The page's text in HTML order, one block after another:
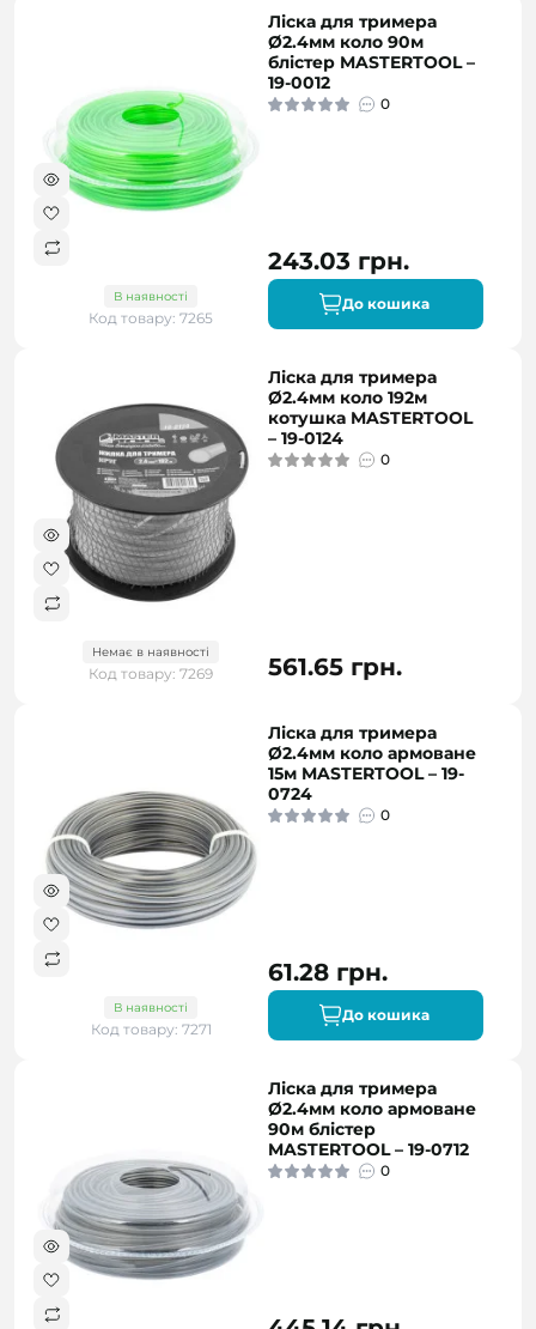
В наявності
Код товару: 7265
Ліска для тримера
Ø2.4мм коло 90м
блістер MASTERTOOL –
19-0012
0
243.03 грн.
До кошика
Немає в наявності
Код товару: 7269
Ліска для тримера
Ø2.4мм коло 192м
котушка MASTERTOOL
– 19-0124
0
561.65 грн.
В наявності
Код товару: 7271
Ліска для тримера
Ø2.4мм коло армоване
15м MASTERTOOL – 19-
0724
0
61.28 грн.
До кошика
Ліска для тримера
Ø2.4мм коло армоване
90м блістер
MASTERTOOL – 19-0712
0